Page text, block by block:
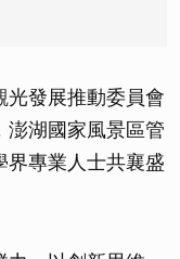
光發展推動委員會
澎湖國家風景區管
界專業人士共襄盛